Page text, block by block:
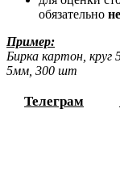
обязательно
Пример:
Бирка картон,
5мм, 300 шт
Телеграм